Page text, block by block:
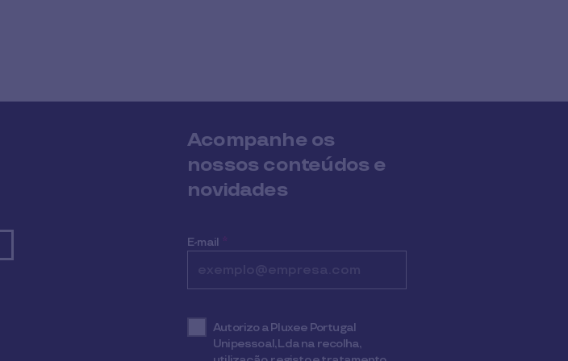
Acompanhe os
nossos conteúdos e
novidades
E-mail *
Autorizo a Pluxee Portugal
Unipessoal, Lda na recolha,